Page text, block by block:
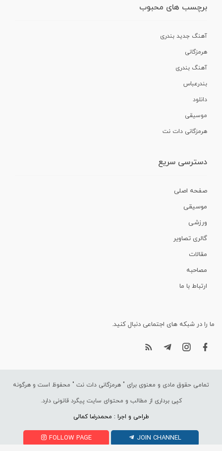
برچسب های محبوب
آهنگ جدید بندری
هرمزگانی
آهنگ بندری
بندرعباس
دانلود
موسیقی
هرمزگانی دات نت
دسترسی سریع
صفحه اصلی
موسیقی
ورزشی
گالری تصاویر
مقالات
مصاحبه
ارتباط با ما
ما را در شبکه های اجتماعی دنبال کنید.
تمامی حقوق مادی و معنوی برای " هرمزگانی دات نت " محفوظ است و هرگونه
کپی برداری از مطالب و محتوای سایت پیگرد قانونی دارد.
طراحی و اجرا : محمدرضا کمالی
FOLLOW PAGE JOIN CHANNEL